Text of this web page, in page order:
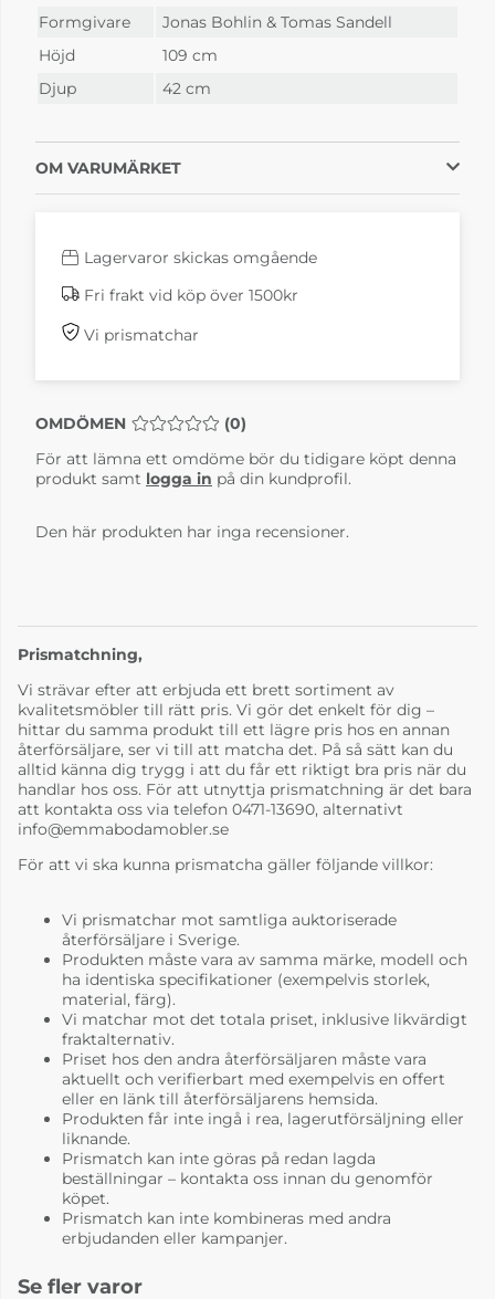
22 600 kr
6-8 Veckor
Formgivare
Jonas Bohlin & Tomas Sandell
Höjd
109 cm
Djup
42 cm
OM VARUMÄRKET
Lagervaror skickas omgående
Fri frakt vid köp över 1500kr
Vi prismatchar
OMDÖMEN MEDELBETYG 0 AV 5 ANTAL BETYG 0
(0)
För att lämna ett omdöme bör du tidigare köpt denna
produkt samt logga in på din kundprofil.
Den här produkten har inga recensioner.
Prismatchning,
Vi strävar efter att erbjuda ett brett sortiment av
kvalitetsmöbler till rätt pris. Vi gör det enkelt för dig –
hittar du samma produkt till ett lägre pris hos en annan
återförsäljare, ser vi till att matcha det. På så sätt kan du
alltid känna dig trygg i att du får ett riktigt bra pris när du
handlar hos oss. För att utnyttja prismatchning är det bara
att kontakta oss via telefon 0471-13690, alternativt
info@emmabodamobler.se
För att vi ska kunna prismatcha gäller följande villkor:
Vi prismatchar mot samtliga auktoriserade
återförsäljare i Sverige.
Produkten måste vara av samma märke, modell och
ha identiska specifikationer (exempelvis storlek,
material, färg).
Vi matchar mot det totala priset, inklusive likvärdigt
fraktalternativ.
Priset hos den andra återförsäljaren måste vara
aktuellt och verifierbart med exempelvis en offert
eller en länk till återförsäljarens hemsida.
Produkten får inte ingå i rea, lagerutförsäljning eller
liknande.
Prismatch kan inte göras på redan lagda
beställningar – kontakta oss innan du genomför
köpet.
Prismatch kan inte kombineras med andra
erbjudanden eller kampanjer.
Se fler varor